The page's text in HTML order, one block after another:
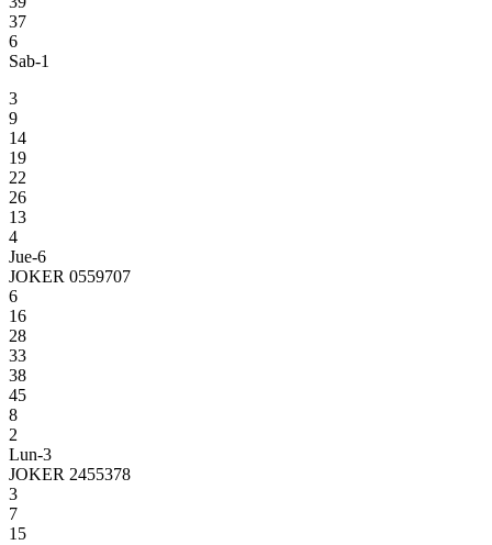
37
6
Sab-1
3
9
14
19
22
26
13
4
Jue-6
JOKER 0559707
6
16
28
33
38
45
8
2
Lun-3
JOKER 2455378
3
7
15